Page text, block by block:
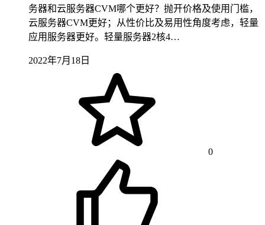
务器和云服务器CVM哪个更好？抛开价格及使用门槛，
云服务器CVM更好；从性价比及易用性角度考虑，轻量
应用服务器更好。轻量服务器2核4…
2022年7月18日
0